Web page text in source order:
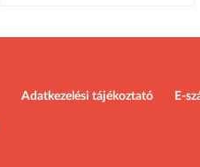
Adatkezelési tájékoztató E-